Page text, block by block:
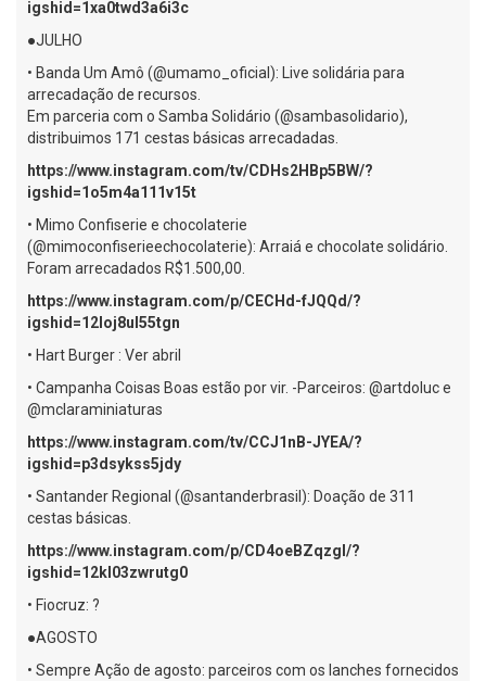
igshid=1xa0twd3a6i3c
●JULHO
• Banda Um Amô (@umamo_oficial): Live solidária para
arrecadação de recursos.
Em parceria com o Samba Solidário (@sambasolidario),
distribuimos 171 cestas básicas arrecadadas.
https://www.instagram.com/tv/CDHs2HBp5BW/?
igshid=1o5m4a111v15t
• Mimo Confiserie e chocolaterie
(@mimoconfiserieechocolaterie): Arraiá e chocolate solidário.
Foram arrecadados R$1.500,00.
https://www.instagram.com/p/CECHd-fJQQd/?
igshid=12loj8ul55tgn
• Hart Burger : Ver abril
• Campanha Coisas Boas estão por vir. -Parceiros: @artdoluc e
@mclaraminiaturas
https://www.instagram.com/tv/CCJ1nB-JYEA/?
igshid=p3dsykss5jdy
• Santander Regional (@santanderbrasil): Doação de 311
cestas básicas.
https://www.instagram.com/p/CD4oeBZqzgl/?
igshid=12kl03zwrutg0
• Fiocruz: ?
●AGOSTO
• Sempre Ação de agosto: parceiros com os lanches fornecidos